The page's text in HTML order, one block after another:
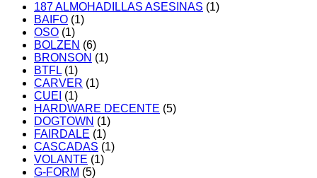
187 ALMOHADILLAS ASESINAS (1)
BAIFO (1)
OSO (1)
BOLZEN (6)
BRONSON (1)
BTFL (1)
CARVER (1)
CUEI (1)
HARDWARE DECENTE (5)
DOGTOWN (1)
FAIRDALE (1)
CASCADAS (1)
VOLANTE (1)
G-FORM (5)